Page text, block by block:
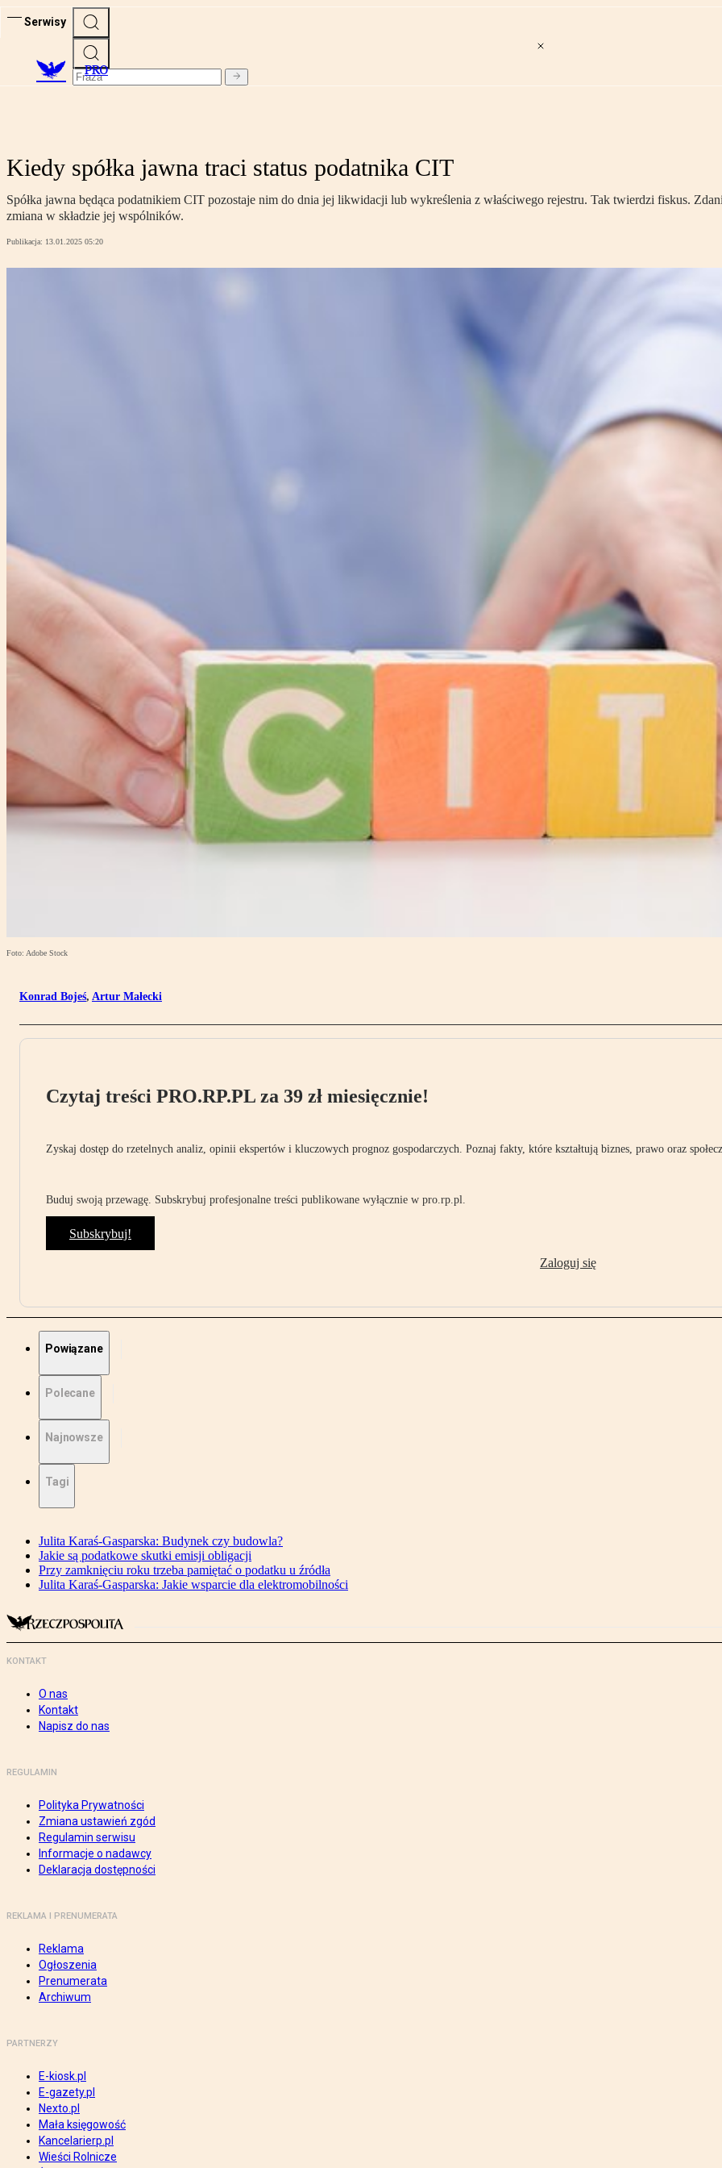
Serwisy
PRO
Kiedy spółka jawna traci status podatnika CIT
Spółka jawna będąca podatnikiem CIT pozostaje nim do dnia jej likwidacji lub wykreślenia z właściwego rejestru. Tak twierdzi fiskus.
zmiana w składzie jej wspólników.
Publikacja: 13.01.2025 05:20
Foto: Adobe Stock
Konrad Bojeś, Artur Małecki
Czytaj treści PRO.RP.PL za 39 zł miesięcznie!
Zyskaj dostęp do rzetelnych analiz, opinii ekspertów i kluczowych prognoz gospodarczych. Poznaj fakty, które kształtują biznes, prawo oraz
Buduj swoją przewagę. Subskrybuj profesjonalne treści publikowane wyłącznie w pro.rp.pl.
Subskrybuj!
Zaloguj się
Powiązane
Polecane
Najnowsze
Tagi
Julita Karaś-Gasparska: Budynek czy budowla?
Jakie są podatkowe skutki emisji obligacji
Przy zamknięciu roku trzeba pamiętać o podatku u źródła
Julita Karaś-Gasparska: Jakie wsparcie dla elektromobilności
KONTAKT
O nas
Kontakt
Napisz do nas
REGULAMIN
Polityka Prywatności
Zmiana ustawień zgód
Regulamin serwisu
Informacje o nadawcy
Deklaracja dostępności
REKLAMA I PRENUMERATA
Reklama
Ogłoszenia
Prenumerata
Archiwum
PARTNERZY
E-kiosk.pl
E-gazety.pl
Nexto.pl
Mała księgowość
Kancelarierp.pl
Wieści Rolnicze